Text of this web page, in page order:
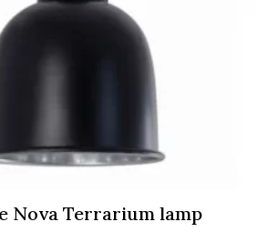
Nova Terrarium lamp